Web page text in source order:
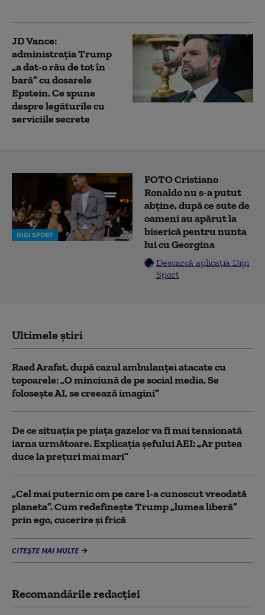
JD Vance:
administrația Trump
„a dat-o rău de tot în
bară” cu dosarele
Epstein. Ce spune
despre legăturile cu
serviciile secrete
DIGI SPORT
FOTO Cristiano
Ronaldo nu s-a putut
abține, după ce sute de
oameni au apărut la
biserică pentru nunta
lui cu Georgina
Descarcă aplicația Digi
Sport
Ultimele știri
Raed Arafat, după cazul ambulanței atacate cu
topoarele: „O minciună de pe social media. Se
folosește AI, se creează imagini”
De ce situaţia pe piaţa gazelor va fi mai tensionată
iarna următoare. Explicația șefului AEI: „Ar putea
duce la preţuri mai mari”
„Cel mai puternic om pe care l-a cunoscut vreodată
planeta”. Cum redefinește Trump „lumea liberă”
prin ego, cucerire și frică
CITEȘTE MAI MULTE
Recomandările redacţiei